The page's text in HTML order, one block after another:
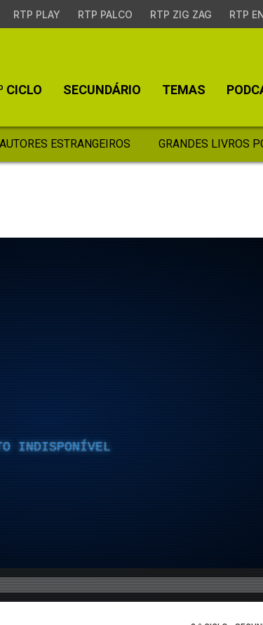
RTP PLAY RTP PALCO RTP ZIG ZAG RTP
CICLO SECUNDÁRIO TEMAS
AUTORES ESTRANGEIROS GRANDES LIVROS
INDISPONÍVEL